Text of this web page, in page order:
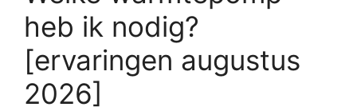
heb ik nodig?
[ervaringen augustus
2026]